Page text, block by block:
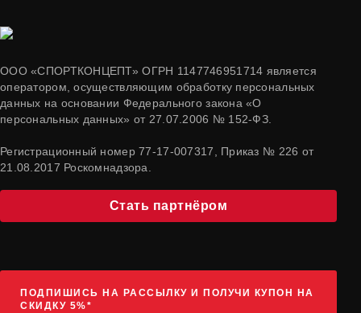
ООО «СПОРТКОНЦЕПТ» ОГРН 1147746951714 является
оператором, осуществляющим обработку персональных
данных на основании Федерального закона «О
персональных данных» от 27.07.2006 № 152-ФЗ.
Регистрационный номер 77-17-007317, Приказ № 226 от
21.08.2017 Роскомнадзора.
Стать партнёром
ПОДПИШИСЬ НА РАССЫЛКУ И ПОЛУЧИ КУПОН НА
СКИДКУ 5%*